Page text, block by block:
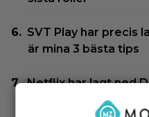
SVT Play har precis
är mina 3 bästa tips
Netflix har lagt ned
amerikanska ”Squid